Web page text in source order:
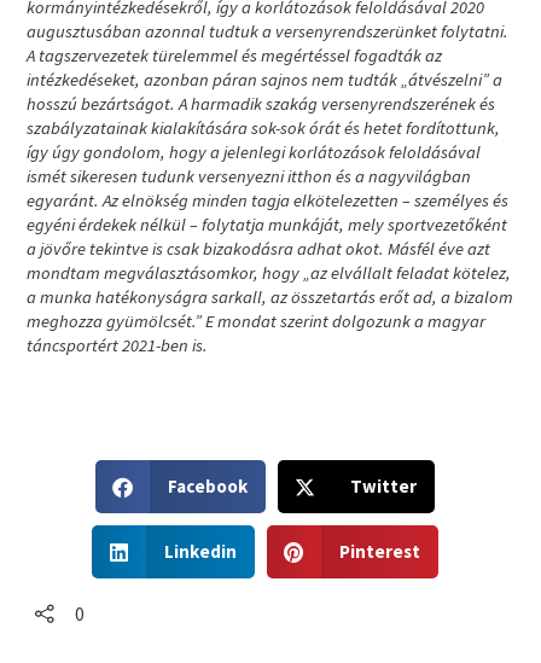
kormányintézkedésekről, így a korlátozások feloldásával 2020
augusztusában azonnal tudtuk a versenyrendszerünket folytatni.
A tagszervezetek türelemmel és megértéssel fogadták az
intézkedéseket, azonban páran sajnos nem tudták „átvészelni” a
hosszú bezártságot. A harmadik szakág versenyrendszerének és
szabályzatainak kialakítására sok-sok órát és hetet fordítottunk,
így úgy gondolom, hogy a jelenlegi korlátozások feloldásával
ismét sikeresen tudunk versenyezni itthon és a nagyvilágban
egyaránt. Az elnökség minden tagja elkötelezetten – személyes és
egyéni érdekek nélkül – folytatja munkáját, mely sportvezetőként
a jövőre tekintve is csak bizakodásra adhat okot. Másfél éve azt
mondtam megválasztásomkor, hogy „az elvállalt feladat kötelez,
a munka hatékonyságra sarkall, az összetartás erőt ad, a bizalom
meghozza gyümölcsét.” E mondat szerint dolgozunk a magyar
táncsportért 2021-ben is.
h
r
Facebook
h
Twitter
h
Linkedin
h
Pinterest
0